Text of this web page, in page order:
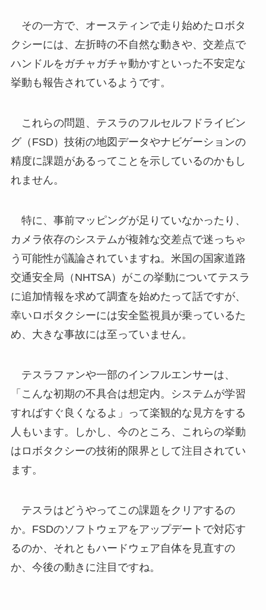
その一方で、オースティンで走り始めたロボタ
クシーには、左折時の不自然な動きや、交差点で
ハンドルをガチャガチャ動かすといった不安定な
挙動も報告されているようです。
これらの問題、テスラのフルセルフドライビン
グ（FSD）技術の地図データやナビゲーションの
精度に課題があるってことを示しているのかもし
れません。
特に、事前マッピングが足りていなかったり、
カメラ依存のシステムが複雑な交差点で迷っちゃ
う可能性が議論されていますね。米国の国家道路
交通安全局（NHTSA）がこの挙動についてテスラ
に追加情報を求めて調査を始めたって話ですが、
幸いロボタクシーには安全監視員が乗っているた
め、大きな事故には至っていません。
テスラファンや一部のインフルエンサーは、
「こんな初期の不具合は想定内。システムが学習
すればすぐ良くなるよ」って楽観的な見方をする
人もいます。しかし、今のところ、これらの挙動
はロボタクシーの技術的限界として注目されてい
ます。
テスラはどうやってこの課題をクリアするの
か。FSDのソフトウェアをアップデートで対応す
るのか、それともハードウェア自体を見直すの
か、今後の動きに注目ですね。